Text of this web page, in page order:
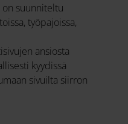
suunniteltu
työpajoissa,
ansiosta
kyydissä
sivuilta siirron